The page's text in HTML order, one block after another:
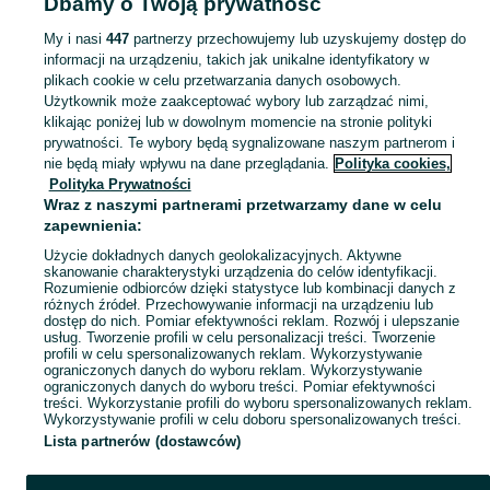
KATEGORIA
Zobacz
Mapa kategorii
Mapa miejscowości
Mapa ministron
Popularne wyszukiwania
My i nasi 447partnerzy przechowujemy lub uzyskujemy dostęp do
informacji na urządzeniu, takich jak unikalne identyfikatory w
plikach cookie w celu przetwarzania danych osobowych.
Użytkownik może zaakceptować wybory lub zarządzać nimi,
klikając poniżej lub w dowolnym momencie na stronie polityki
prywatności. Te wybory będą sygnalizowane naszym partnerom i
nie będą miały wpływu na dane przeglądania. Polityka cookies,
Polityka Prywatności
Wraz z naszymi partnerami przetwarzamy dane w celu
zapewnienia:
Użycie dokładnych danych geolokalizacyjnych. Aktywne
skanowanie charakterystyki urządzenia do celów identyfikacji.
Rozumienie odbiorców dzięki statystyce lub kombinacji danych z
różnych źródeł. Przechowywanie informacji na urządzeniu lub
dostęp do nich. Pomiar efektywności reklam. Rozwój i ulepszanie
usług. Tworzenie profili w celu personalizacji treści. Tworzenie
profili w celu spersonalizowanych reklam. Wykorzystywanie
ograniczonych danych do wyboru reklam. Wykorzystywanie
ograniczonych danych do wyboru treści. Pomiar efektywności
treści. Wykorzystanie profili do wyboru spersonalizowanych reklam.
Wykorzystywanie profili w celu doboru spersonalizowanych treści.
Lista partnerów (dostawców)